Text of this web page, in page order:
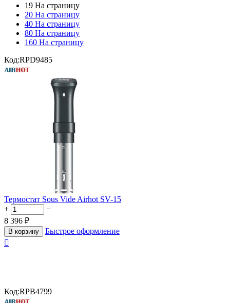
19 На страницу
20 На страницу
40 На страницу
80 На страницу
160 На страницу
Код:RPD9485
Термостат Sous Vide Airhot SV-15
+
−
8 396 ₽
В корзину
Быстрое оформление

Код:RPB4799